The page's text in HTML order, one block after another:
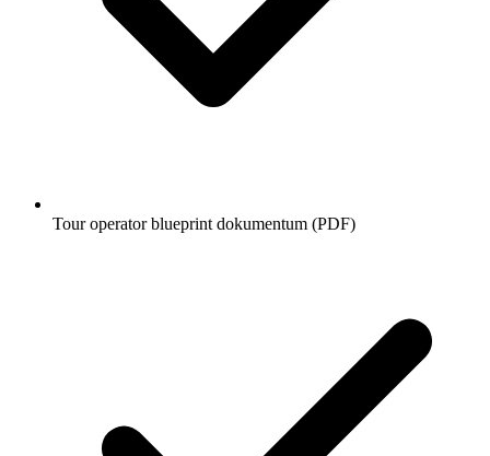
Tour operator blueprint dokumentum (PDF)